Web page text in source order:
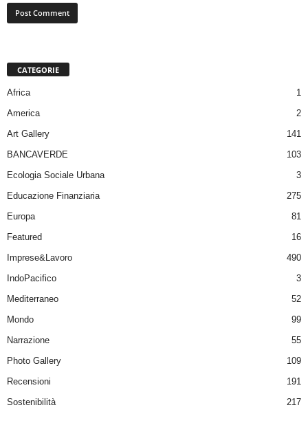
CATEGORIE
Africa
1
America
2
Art Gallery
141
BANCAVERDE
103
Ecologia Sociale Urbana
3
Educazione Finanziaria
275
Europa
81
Featured
16
Imprese&Lavoro
490
IndoPacifico
3
Mediterraneo
52
Mondo
99
Narrazione
55
Photo Gallery
109
Recensioni
191
Sostenibilità
217